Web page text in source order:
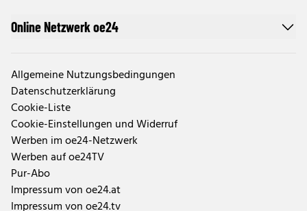
Online Netzwerk oe24
Allgemeine Nutzungsbedingungen
Datenschutzerklärung
Cookie-Liste
Cookie-Einstellungen und Widerruf
Werben im oe24-Netzwerk
Werben auf oe24TV
Pur-Abo
Impressum von oe24.at
Impressum von oe24.tv